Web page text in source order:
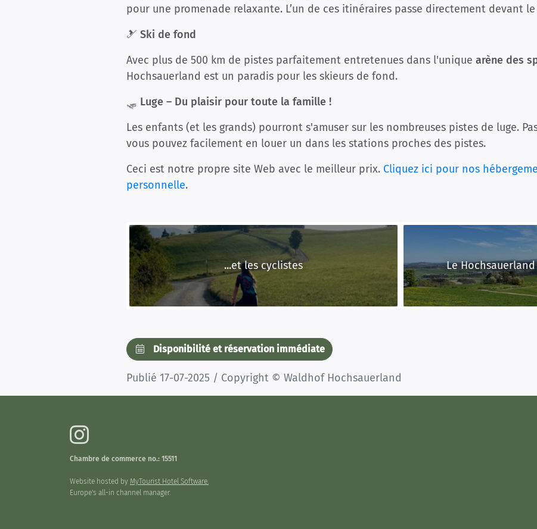
pour une promenade relaxante. L’un de ces itinéraires passe directement devant
🎿 Ski de fond
Avec plus de 500 km de pistes parfaitement entretenues dans l'unique arène des
Hochsauerland est un paradis pour les skieurs de fond.
🛷 Luge – Du plaisir pour toute la famille !
Les enfants (et les grands) pourront s'amuser sur les nombreuses pistes de luge.
vous pouvez facilement en louer un dans les stations proches des pistes.
Ceci est notre propre site Web avec le meilleur prix. Cliquez ici pour nos
personnelle.
Le
...et les cyclistes
Disponibilité et réservation immédiate
Publié 17-07-2025 / Copyright © Waldhof Hochsauerland
Chambre de commerce no.: 15511
Website hosted by MyTourist Hotel Software.
Europe's all-in channel manager.